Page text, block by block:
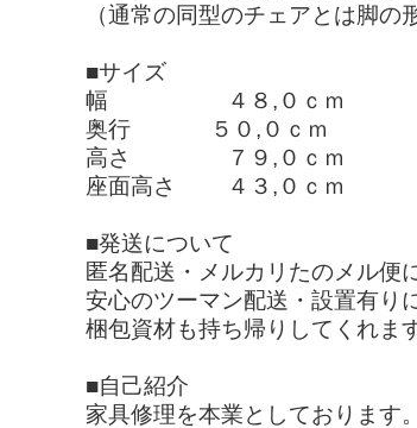
（通常の同型のチェアとは脚の
■サイズ
幅 ４８,０ｃｍ
奥行 ５０,０ｃｍ
高さ ７９,０ｃｍ
座面高さ ４３,０ｃｍ
■発送について
匿名配送・メルカリたのメル便
安心のツーマン配送・設置有り
梱包資材も持ち帰りしてくれます
■自己紹介
家具修理を本業としております。